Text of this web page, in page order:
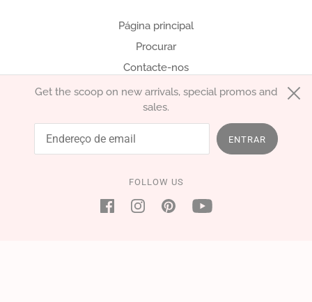
Página principal
Procurar
Contacte-nos
Get the scoop on new arrivals, special promos and
sales.
ENTRAR
FOLLOW US